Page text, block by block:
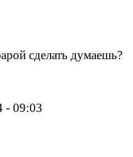
сделать думаешь?
- 09:03